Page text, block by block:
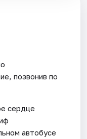
позвонив по
сердце
автобусе